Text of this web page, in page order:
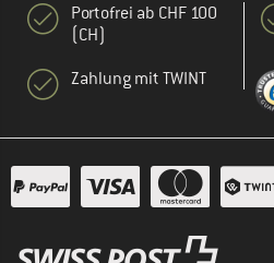
Portofrei ab CHF 100
(CH)
Zahlung mit TWINT